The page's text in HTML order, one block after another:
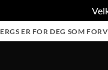
ER FOR DEG SOM